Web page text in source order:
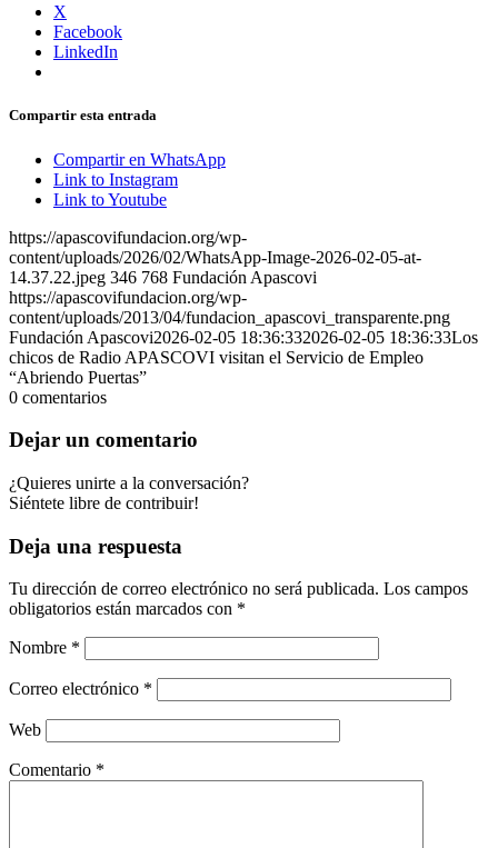
X
Facebook
LinkedIn
Compartir esta entrada
Compartir en WhatsApp
Link to Instagram
Link to Youtube
https://apascovifundacion.org/wp-
content/uploads/2026/02/WhatsApp-Image-2026-02-05-at-
14.37.22.jpeg 346 768 Fundación Apascovi
https://apascovifundacion.org/wp-
content/uploads/2013/04/fundacion_apascovi_transparente.png
Fundación Apascovi2026-02-05 18:36:332026-02-05 18:36:33Los
chicos de Radio APASCOVI visitan el Servicio de Empleo
“Abriendo Puertas”
0 comentarios
Dejar un comentario
¿Quieres unirte a la conversación?
Siéntete libre de contribuir!
Deja una respuesta
Tu dirección de correo electrónico no será publicada. Los campos
obligatorios están marcados con *
Nombre *
Correo electrónico *
Web
Comentario *